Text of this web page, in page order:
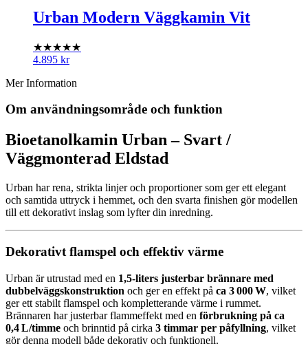
Urban Modern Väggkamin Vit
★★★★★
4.895 kr
Mer Information
Om användningsområde och funktion
Bioetanolkamin Urban – Svart /
Väggmonterad Eldstad
Urban har rena, strikta linjer och proportioner som ger ett elegant
och samtida uttryck i hemmet, och den svarta finishen gör modellen
till ett dekorativt inslag som lyfter din inredning.
Dekorativt flamspel och effektiv värme
Urban är utrustad med en 1,5‑liters justerbar brännare med
dubbelväggskonstruktion och ger en effekt på ca 3 000 W, vilket
ger ett stabilt flamspel och kompletterande värme i rummet.
Brännaren har justerbar flammeffekt med en förbrukning på ca
0,4 L/timme och brinntid på cirka 3 timmar per påfyllning, vilket
gör denna modell både dekorativ och funktionell.